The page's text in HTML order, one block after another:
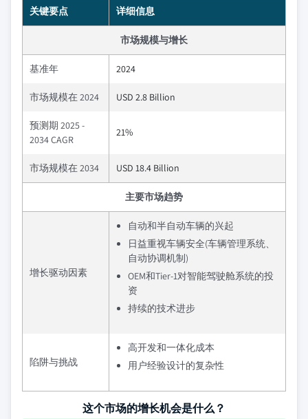
关键要点 详细信息
市场规模与增长
基准年 2024
市场规模在 2024 USD 2.8 Billion
预测期 2025 -
2034 CAGR
21%
市场规模在 2034 USD 18.4 Billion
主要市场趋势
增长驱动因素
自动和半自动车辆的兴起
日益重视车辆安全(车辆管理系统、
自动协调机制)
OEM和Tier-1对智能驾驶舱系统的投
资
持续的技术进步
陷阱与挑战
高开发和一体化成本
用户经验设计的复杂性
这个市场的增长机会是什么？